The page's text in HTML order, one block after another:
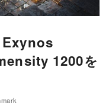
1200を